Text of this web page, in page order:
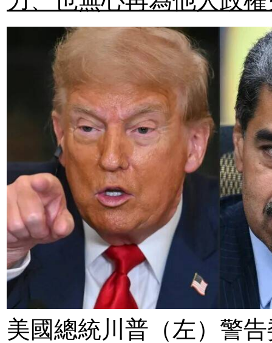
美國總統川普（左）警